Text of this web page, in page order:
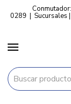
0289 | Sucursales |